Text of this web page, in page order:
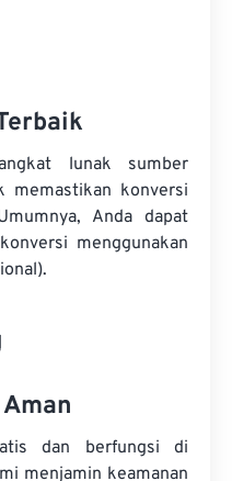
lunak sumber
memastikan konversi
Anda dapat
menggunakan
dan berfungsi di
menjamin keamanan